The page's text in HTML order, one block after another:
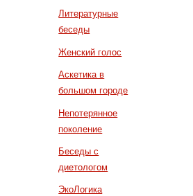
Литературные
беседы
Женский голос
Аскетика в
большом городе
Непотерянное
поколение
Беседы с
диетологом
ЭкоЛогика